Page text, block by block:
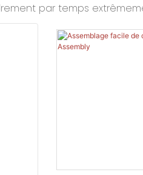
par temps